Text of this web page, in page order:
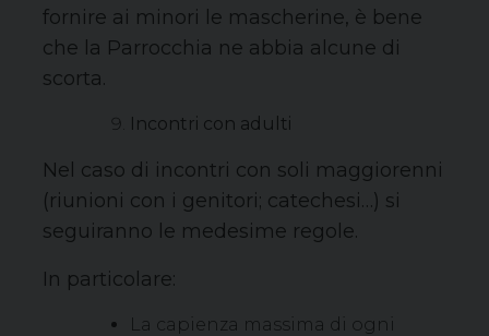
fornire ai minori le mascherine, è bene
che la Parrocchia ne abbia alcune di
scorta.
Incontri con adulti
Nel caso di incontri con soli maggiorenni
(riunioni con i genitori; catechesi…) si
seguiranno le medesime regole.
In particolare:
La capienza massima di ogni